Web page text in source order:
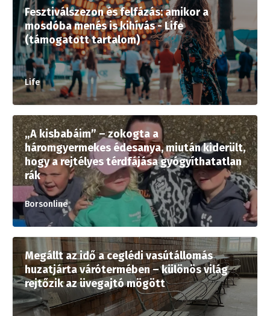
Fesztiválszezon és felfázás: amikor a
mosdóba menés is kihívás - Life
(támogatott tartalom)
Life
„A kisbabáim” – zokogta a
háromgyermekes édesanya, miután kiderült,
hogy a rejtélyes térdfájása gyógyíthatatlan
rák
Borsonline
Megállt az idő a ceglédi vasútállomás
huzatjárta várótermében – különös világ
rejtőzik az üvegajtó mögött